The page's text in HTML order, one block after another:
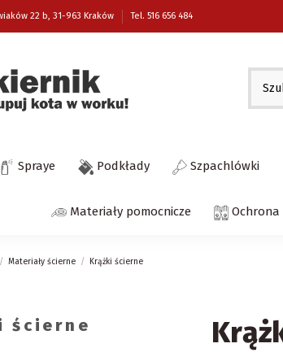
22 b, 31-963 Kraków Tel. 516 656 484
Spraye Podkłady Szpachlówki
Materiały pomocnicze
Materiały ścierne Krążki ścierne
ścierne